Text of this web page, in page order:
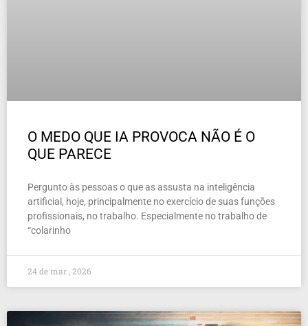
O MEDO QUE IA PROVOCA NÃO É O
QUE PARECE
Pergunto às pessoas o que as assusta na inteligência
artificial, hoje, principalmente no exercício de suas funções
profissionais, no trabalho. Especialmente no trabalho de
“colarinho
24 de mar , 2026